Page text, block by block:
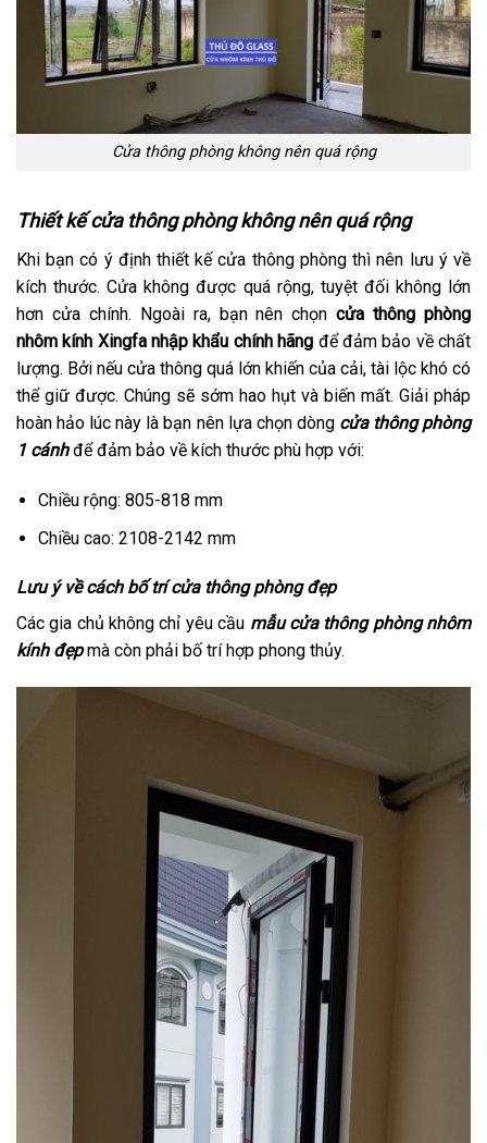
Cửa thông phòng không nên quá rộng
Thiết kế cửa thông phòng không nên quá rộng
Khi bạn có ý định thiết kế cửa thông phòng thì nên lưu ý về
kích thước. Cửa không được quá rộng, tuyệt đối không lớn
hơn cửa chính. Ngoài ra, bạn nên chọncửa thông phòng
nhôm kính Xingfa nhập khẩu chính hãng để đảm bảo về chất
lượng. Bởi nếu cửa thông quá lớn khiến của cải, tài lộc khó có
thể giữ được. Chúng sẽ sớm hao hụt và biến mất. Giải pháp
hoàn hảo lúc này là bạn nên lựa chọn dòng cửa thông phòng
1 cánhđể đảm bảo về kích thước phù hợp với:
Chiều rộng: 805-818 mm
Chiều cao: 2108-2142 mm
Lưu ý về cách bố trí cửa thông phòng đẹp
Các gia chủ không chỉ yêu cầu mẫu cửa thông phòng nhôm
kính đẹpmà còn phải bố trí hợp phong thủy.